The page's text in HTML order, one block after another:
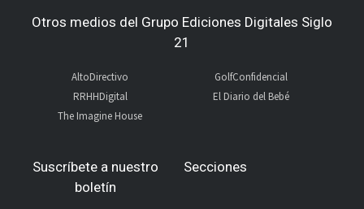
Otros medios del Grupo Ediciones Digitales Siglo
21
AltoDirectivo
RRHHDigital
The Imagine House
GolfConfidencial
El Diario del Bebé
Suscríbete a nuestro
boletín
Secciones